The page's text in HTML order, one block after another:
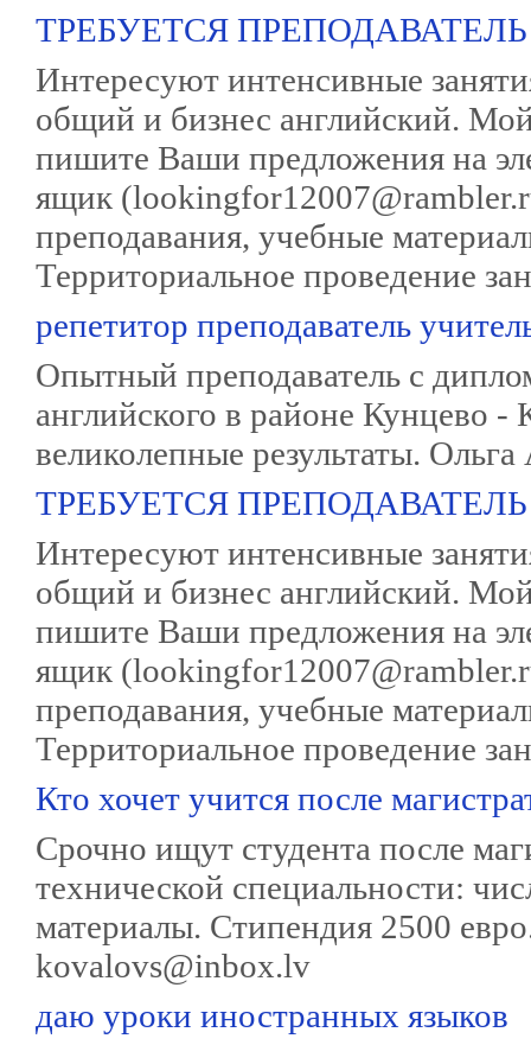
ТРЕБУЕТСЯ
Интересуют интенсивные
общий и бизнес английский.
пишите Ваши предложения на
ящик
преподавания, учебные
Территориальное проведение
репетитор преподаватель
Опытный преподаватель с
английского в районе Кунцево
великолепные результаты.
ТРЕБУЕТСЯ
Интересуют интенсивные
общий и бизнес английский.
пишите Ваши предложения на
ящик
преподавания, учебные
Территориальное проведение
Кто хочет учится после
Срочно ищут студента после
технической специальности:
материалы. Стипендия 2500
kovalovs@inbox.lv
даю уроки иностранных языков